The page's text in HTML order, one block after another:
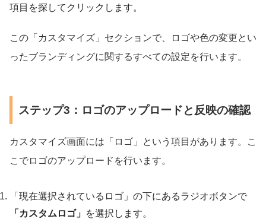
項目を探してクリックします。
この「カスタマイズ」セクションで、ロゴや色の変更とい
ったブランディングに関するすべての設定を行います。
ステップ3：ロゴのアップロードと反映の確認
カスタマイズ画面には「ロゴ」という項目があります。こ
こでロゴのアップロードを行います。
「現在選択されているロゴ」の下にあるラジオボタンで
「カスタムロゴ」 を選択します。